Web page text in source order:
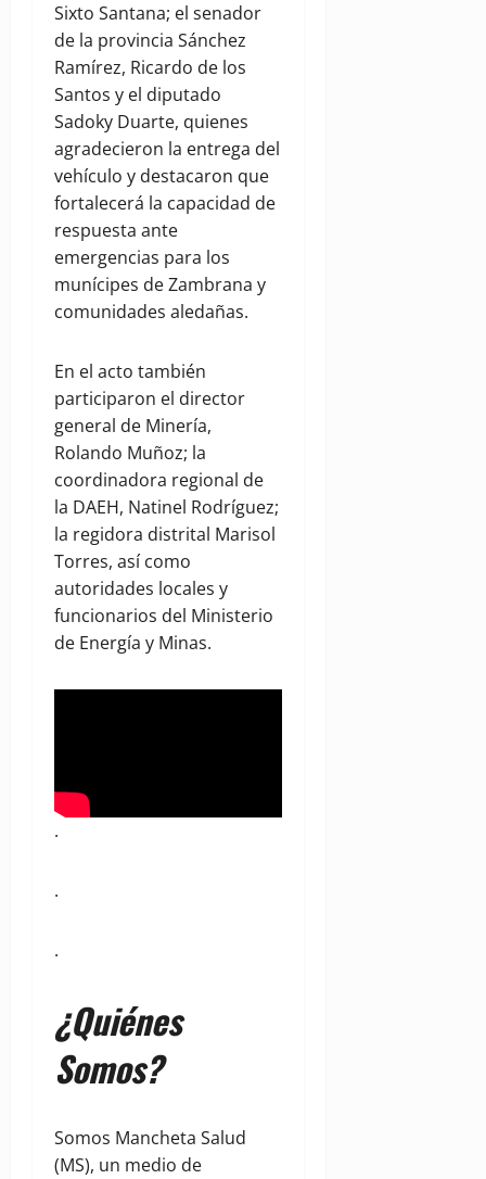
Sixto Santana; el senador
de la provincia Sánchez
Ramírez, Ricardo de los
Santos y el diputado
Sadoky Duarte, quienes
agradecieron la entrega del
vehículo y destacaron que
fortalecerá la capacidad de
respuesta ante
emergencias para los
munícipes de Zambrana y
comunidades aledañas.
En el acto también
participaron el director
general de Minería,
Rolando Muñoz; la
coordinadora regional de
la DAEH, Natinel Rodríguez;
la regidora distrital Marisol
Torres, así como
autoridades locales y
funcionarios del Ministerio
de Energía y Minas.
.
.
.
¿Quiénes
Somos?
Somos Mancheta Salud
(MS), un medio de